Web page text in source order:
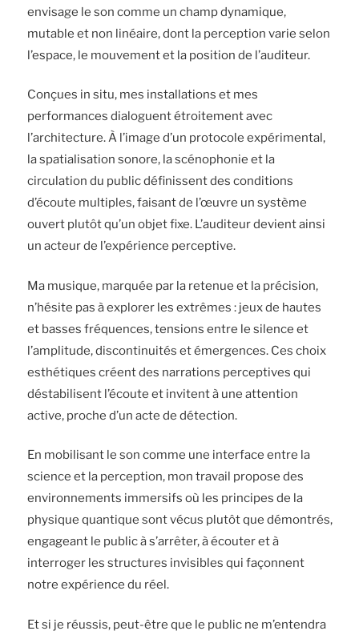
envisage le son comme un champ dynamique,
mutable et non linéaire, dont la perception varie selon
l’espace, le mouvement et la position de l’auditeur.
Conçues in situ, mes installations et mes
performances dialoguent étroitement avec
l’architecture. À l’image d’un protocole expérimental,
la spatialisation sonore, la scénophonie et la
circulation du public définissent des conditions
d’écoute multiples, faisant de l’œuvre un système
ouvert plutôt qu’un objet fixe. L’auditeur devient ainsi
un acteur de l’expérience perceptive.
Ma musique, marquée par la retenue et la précision,
n’hésite pas à explorer les extrêmes : jeux de hautes
et basses fréquences, tensions entre le silence et
l’amplitude, discontinuités et émergences. Ces choix
esthétiques créent des narrations perceptives qui
déstabilisent l’écoute et invitent à une attention
active, proche d’un acte de détection.
En mobilisant le son comme une interface entre la
science et la perception, mon travail propose des
environnements immersifs où les principes de la
physique quantique sont vécus plutôt que démontrés,
engageant le public à s’arrêter, à écouter et à
interroger les structures invisibles qui façonnent
notre expérience du réel.
Et si je réussis, peut-être que le public ne m’entendra